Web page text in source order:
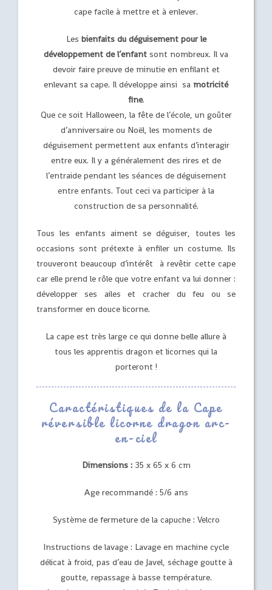
cape facile à mettre et à enlever.
Les bienfaits du déguisement pour le
développement de l’enfant sont nombreux. Il va
devoir faire preuve de minutie en enfilant et
enlevant sa cape. Il développe ainsi sa motricité
fine.
Que ce soit Halloween, la fête de l’école, un goûter
d’anniversaire ou Noël, les moments de
déguisement permettent aux enfants d’interagir
entre eux. Il y a généralement des rires et de
l’entraide pendant les séances de déguisement
entre enfants. Tout ceci va participer à la
construction de sa personnalité.
Tous les enfants aiment se déguiser, toutes les
occasions sont prétexte à enfiler un costume. Ils
trouveront beaucoup d’intérêt à revêtir cette cape
car elle prend le rôle que votre enfant va lui donner :
développer ses ailes et cracher du feu ou se
transformer en douce licorne.
La cape est très large ce qui donne belle allure à
tous les apprentis dragon et licornes qui la
porteront !
Caractéristiques de la Cape
réversible licorne dragon arc-
en-ciel
Dimensions :35 x 65 x 6 cm
Age recommandé : 5/6 ans
Système de fermeture de la capuche : Velcro
Instructions de lavage : Lavage en machine cycle
délicat à froid, pas d’eau de Javel, séchage goutte à
goutte, repassage à basse température.